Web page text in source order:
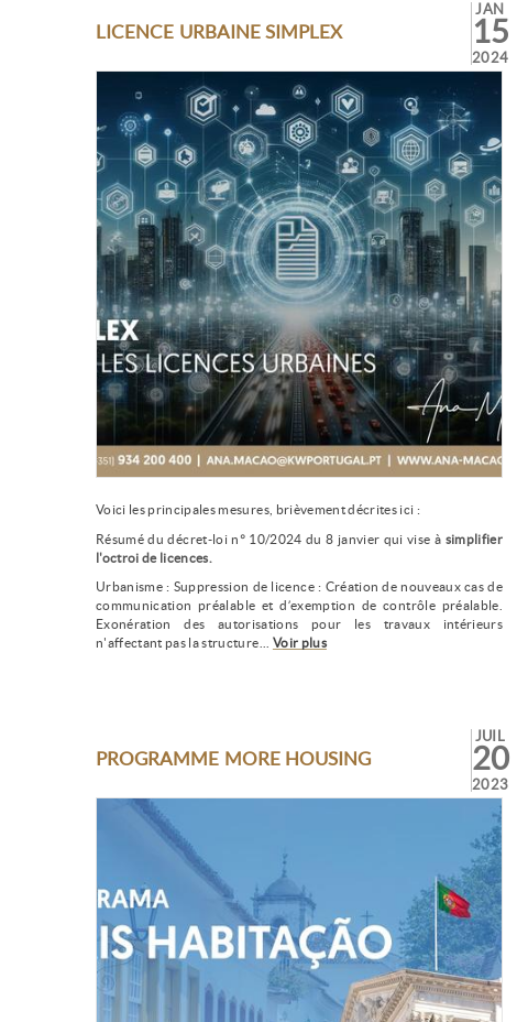
LICENCE URBAINE SIMPLEX
JAN
15
2024
Voici les principales mesures, brièvement décrites ici :
Résumé du décret-loi n° 10/2024 du 8 janvier qui vise à simplifier
l'octroi de licences.
Urbanisme : Suppression de licence : Création de nouveaux cas de
communication préalable et d’exemption de contrôle préalable.
Exonération des autorisations pour les travaux intérieurs
n'affectant pas la structure... Voir plus
PROGRAMME MORE HOUSING
JUIL
20
2023